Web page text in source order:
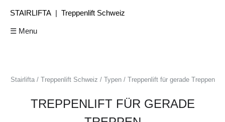
STAIRLIFTA | Treppenlift Schweiz
☰ Menu
Stairlifta Treppenlift Schweiz Typen Treppenlift für gerade Treppen
TREPPENLIFT FÜR GERADE